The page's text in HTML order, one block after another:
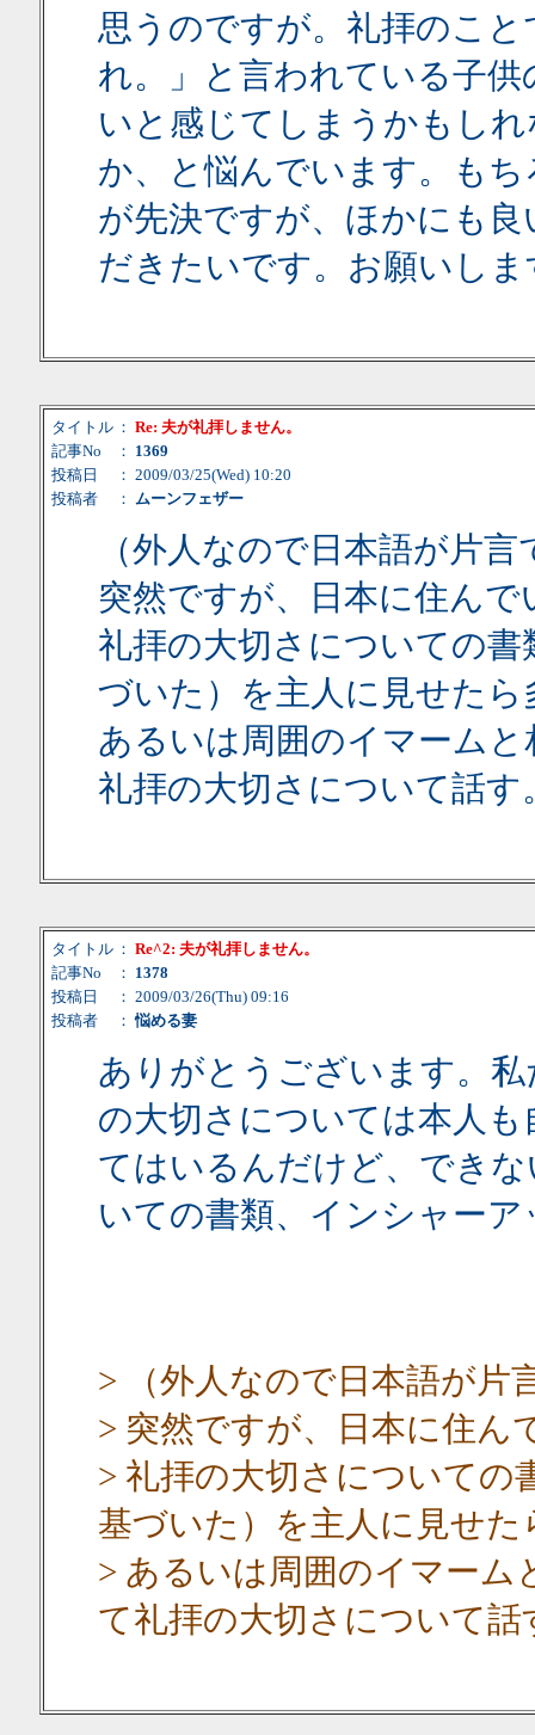
思うのですが。礼拝のこ
れ。」と言われている子
いと感じてしまうかもし
か、と悩んでいます。も
が先決ですが、ほかにも
だきたいです。お願いしま
タイトル ： Re: 夫が礼拝しません。
記事No
： 1369
投稿日
： 2009/03/25(Wed) 10:20
投稿者
： ムーンフェザー
（外人なので日本語が片
突然ですが、日本に住んで
礼拝の大切さについての
づいた）を主人に見せた
あるいは周囲のイマーム
礼拝の大切さについて話す
タイトル ： Re^2: 夫が礼拝しません。
記事No
： 1378
投稿日
： 2009/03/26(Thu) 09:16
投稿者
：悩める妻
ありがとうございます。
の大切さについては本人
てはいるんだけど、でき
いての書類、インシャー
> （外人なので日本語が片
> 突然ですが、日本に住ん
> 礼拝の大切さについての
基づいた）を主人に見せ
> あるいは周囲のイマーム
て礼拝の大切さについて話